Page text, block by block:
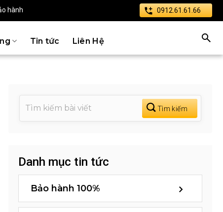
hành 0912.61.61.66
Tin tức Liên Hệ
Danh mục tin tức
Bảo hành 100%